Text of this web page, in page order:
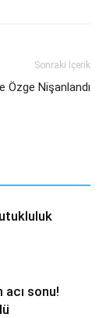
Sonraki İçerik
Özge Nişanlandı
acı sonu!